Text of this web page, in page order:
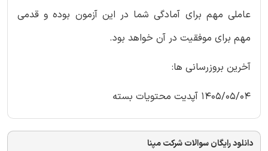
عاملی مهم برای آمادگی شما در این آزمون بوده و قدمی
مهم برای موفقیت در آن خواهد بود.
آخرین بروزرسانی ها:
1405/05/04 آپدیت محتویات بسته
دانلود رایگان سوالات شرکت مپنا